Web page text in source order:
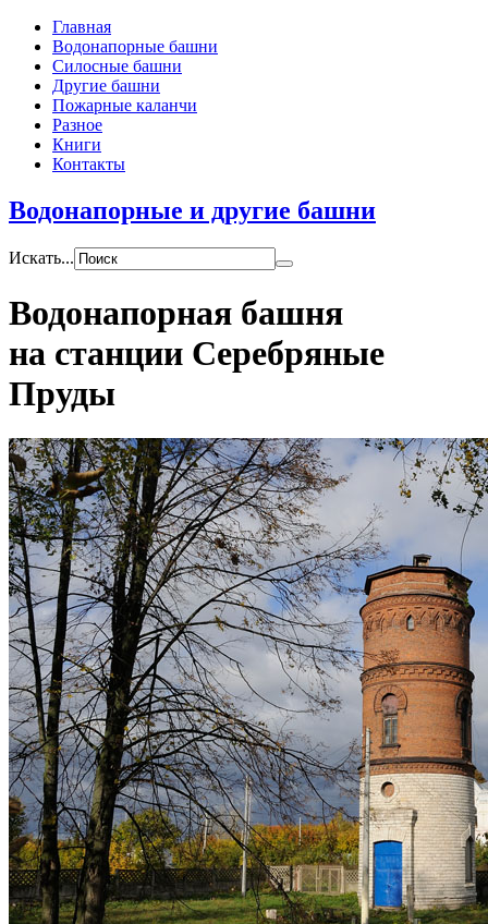
Главная
Водонапорные башни
Силосные башни
Другие башни
Пожарные каланчи
Разное
Книги
Контакты
Водонапорные и другие башни
Искать...
Водонапорная башня
на станции Серебряные
Пруды